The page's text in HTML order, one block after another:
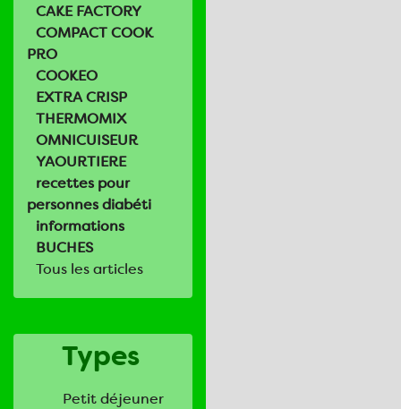
CAKE FACTORY
COMPACT COOK
PRO
COOKEO
EXTRA CRISP
THERMOMIX
OMNICUISEUR
YAOURTIERE
recettes pour
personnes diabéti
informations
BUCHES
Tous les articles
Types
Petit déjeuner